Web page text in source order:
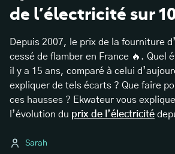
de l’électricité sur
Depuis 2007, le prix de la fourniture
cessé de flamber en France 🔥. Quel
il y a 15 ans, comparé à celui
expliquer de tels écarts ? Que faire
ces hausses ? Ekwateur vous
l’évolution du prix de l’électricité
Sarah